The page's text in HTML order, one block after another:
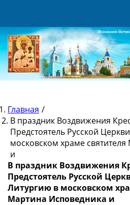
Главная /
В праздник Воздвижения
Предстоятель Русской
московском храме
и
В праздник Воздвижения
Предстоятель Русской
Литургию в московском
Мартина Исповедника и